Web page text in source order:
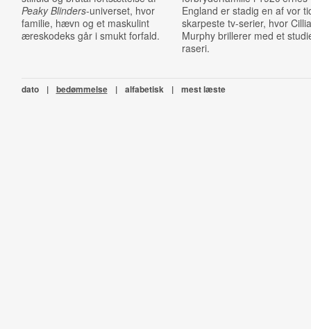
Peaky Blinders-universet, hvor
familie, hævn og et maskulint
æreskodeks går i smukt forfald.
England er stadig en af vor
skarpeste tv-serier, hvor
Murphy brillerer med et
raseri.
dato | bedømmelse | alfabetisk | mest læste